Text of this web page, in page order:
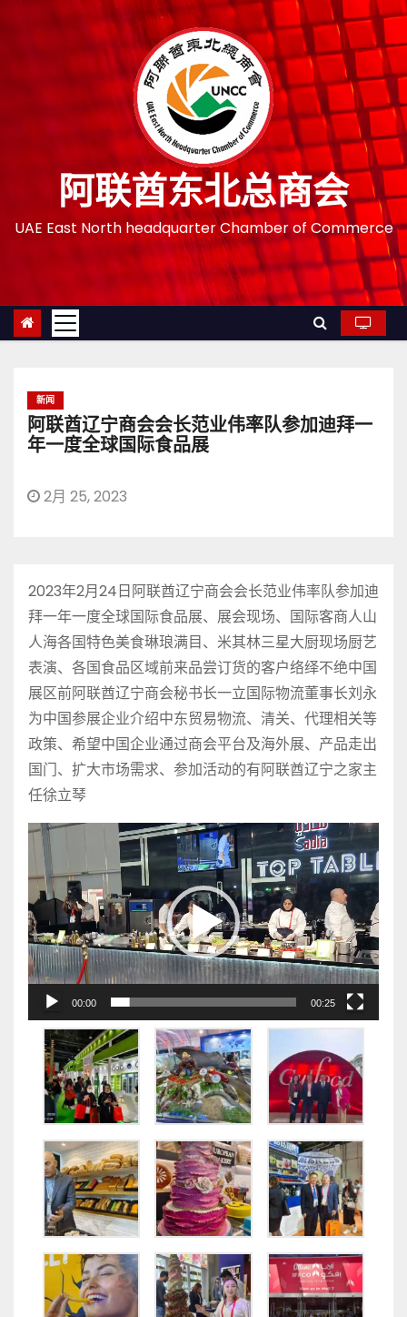
阿联酋东北总商会
UAE East North headquarter Chamber of Commerce
新闻
阿联酋辽宁商会会长范业伟率队参加迪拜一
年一度全球国际食品展
2月 25, 2023
2023年2月24日阿联酋辽宁商会会长范业伟率队参加迪
拜一年一度全球国际食品展、展会现场、国际客商人山
人海各国特色美食琳琅满目、米其林三星大厨现场厨艺
表演、各国食品区域前来品尝订货的客户络绎不绝中国
展区前阿联酋辽宁商会秘书长一立国际物流董事长刘永
为中国参展企业介绍中东贸易物流、清关、代理相关等
政策、希望中国企业通过商会平台及海外展、产品走出
国门、扩大市场需求、参加活动的有阿联酋辽宁之家主
任徐立琴
视
播
放
器
00:00 00:25